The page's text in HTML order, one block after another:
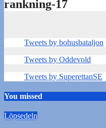
rankning-17
Tweets by bohusbataljon
Tweets by Oddevold
Tweets by SuperettanSE
You missed
Löpsedeln